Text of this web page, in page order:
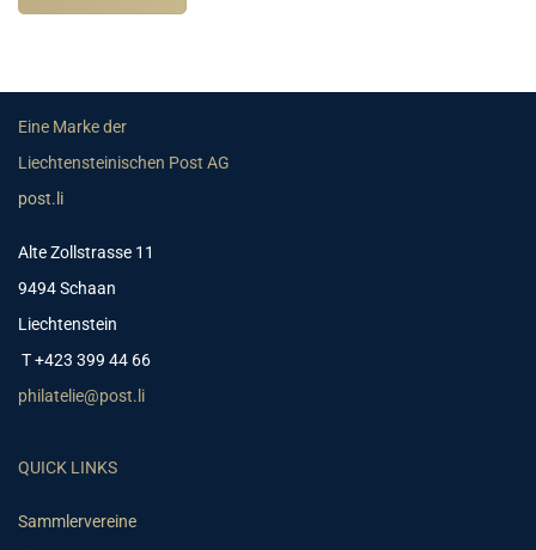
Eine Marke der
Liechtensteinischen Post AG
post.li
Alte Zollstrasse 11
9494 Schaan
Liechtenstein
T +423 399 44 66
philatelie@post.li
QUICK LINKS
Sammlervereine